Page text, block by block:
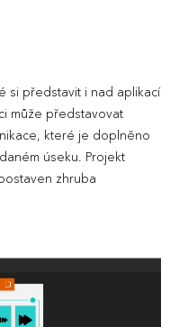
si představit i nad aplikací
může představovat
které je doplněno
úseku. Projekt
zhruba